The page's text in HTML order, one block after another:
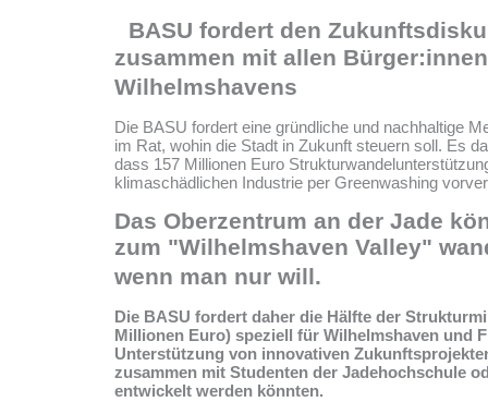
BASU fordert den
zusammen mit allen Bürger:innen
Wilhelmshavens
Die BASU fordert eine gründliche und nachhaltige
im Rat, wohin die Stadt in Zukunft steuern soll. Es
dass 157 Millionen Euro
klimaschädlichen Industrie per Greenwashing
Das Oberzentrum an der Jade
zum "Wilhelmshaven Valley"
wenn man nur will.
Die BASU fordert daher die Hälfte der
Millionen Euro) speziell für Wilhelmshaven und
Unterstützung von innovativen
zusammen mit Studenten der Jadehochschule
entwickelt werden könnten.